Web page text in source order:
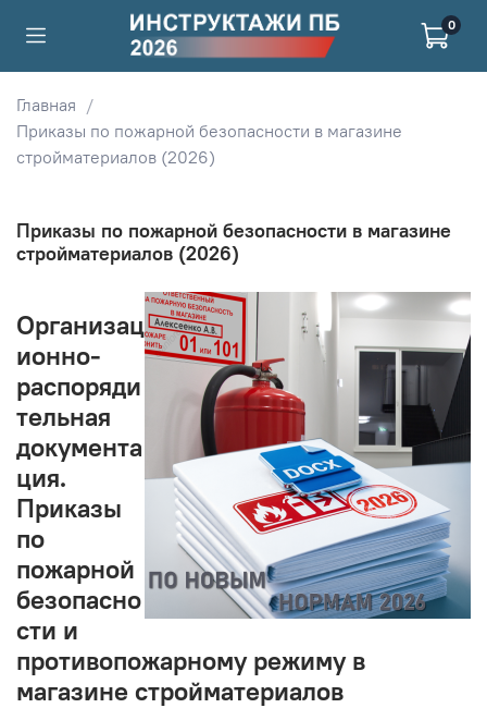
0
Главная
Приказы по пожарной безопасности в магазине
стройматериалов (2026)
Приказы по пожарной безопасности в магазине
стройматериалов (2026)
Организац
ионно-
распоряди
тельная
документа
ция.
Приказы
по
пожарной
безопасно
сти и
противопожарному режиму в
магазине стройматериалов